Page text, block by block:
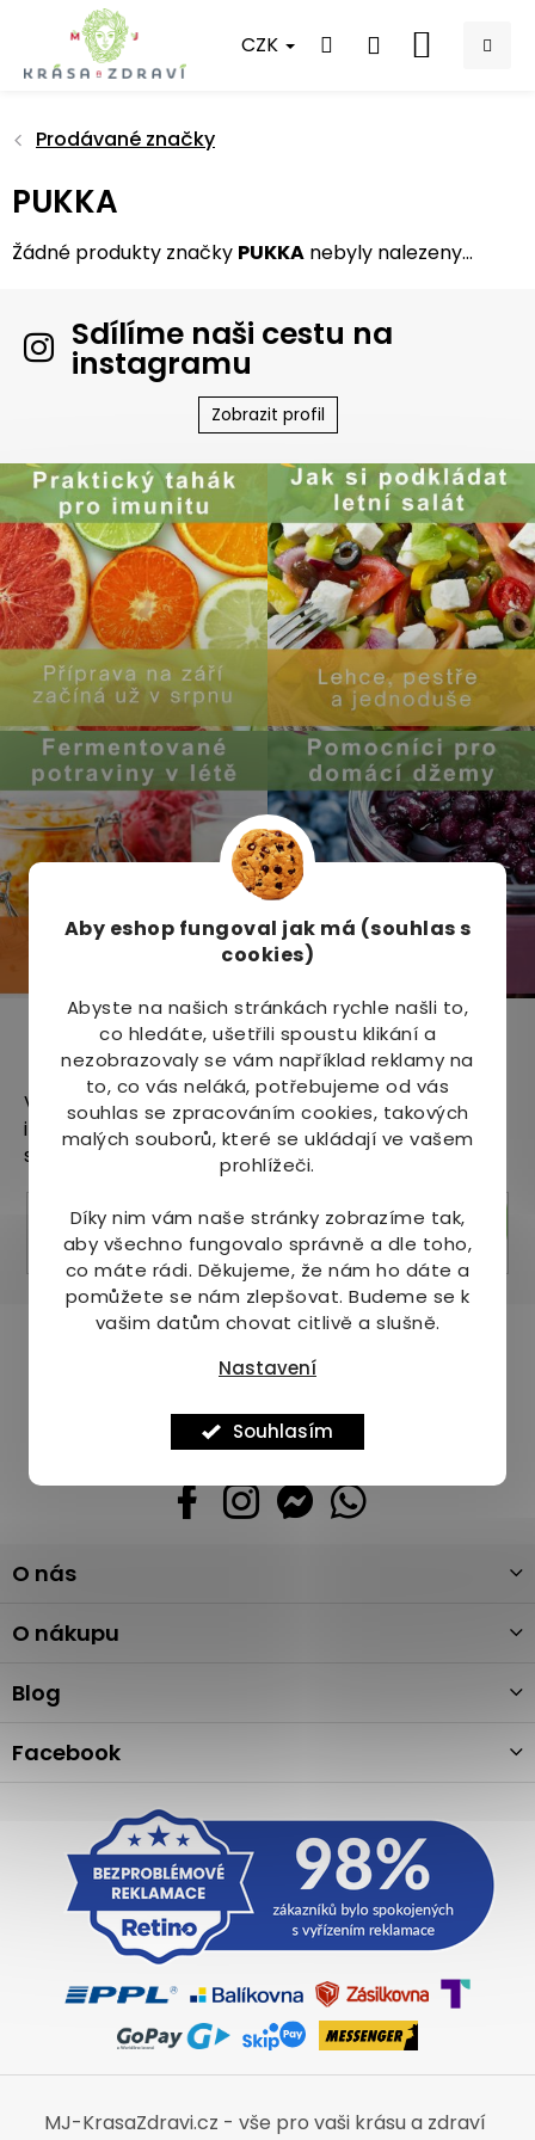
Aby eshop fungoval jak má (souhlas s
cookies)
Abyste na našich stránkách rychle našli to,
co hledáte, ušetřili spoustu klikání a
nezobrazovaly se vám například reklamy na
to, co vás neláká, potřebujeme od vás
souhlas se zpracováním cookies, takových
malých souborů, které se ukládají ve vašem
prohlížeči.
Díky nim vám naše stránky zobrazíme tak,
aby všechno fungovalo správně a dle toho,
co máte rádi. Děkujeme, že nám ho dáte a
pomůžete se nám zlepšovat. Budeme se k
vašim datům chovat citlivě a slušně.
Nastavení
Souhlasím
obsah
CZK
NÁKUPNÍ
Prodávané značky
PUKKA
Žádné produkty značky PUKKA nebyly nalezeny...
Sdílíme naši cestu na
instagramu
Zobrazit profil
Odebírat newsletter
Vložte svůj e-mail a my vám budeme zasílat
informace o nových produktech na našem e-
shopu.
Přihlásit se
Pomůžeme vám s výběrem
Potřebujete s něčím poradit? Jsme tu pro vás!
+420 736 708 220
info@mj-krasazdravi.cz
á
a
O nás
O nákupu
Blog
Facebook
MJ-KrasaZdravi.cz - vše pro vaši krásu a zdraví